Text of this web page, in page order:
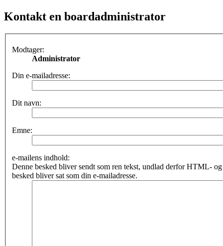
Kontakt en boardadministrator
Modtager:
Administrator
Din e-mailadresse:
Dit navn:
Emne:
e-mailens indhold:
Denne besked bliver sendt som ren tekst, undlad derfor HTML-
besked bliver sat som din e-mailadresse.